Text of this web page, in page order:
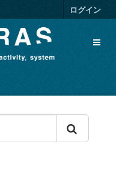
ログイン